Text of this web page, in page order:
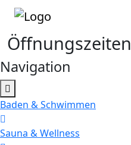
Zum Hauptinhalt
Öffnungszeiten
Navigation
Baden & Schwimmen
Sauna & Wellness